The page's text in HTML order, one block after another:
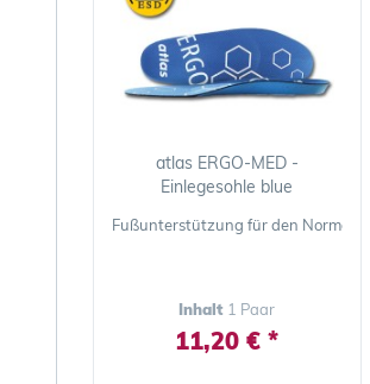
atlas ERGO-MED -
Einlegesohle blue
Fußunterstützung für den Normalfuß
Inhalt 1 Paar
11,20 € *